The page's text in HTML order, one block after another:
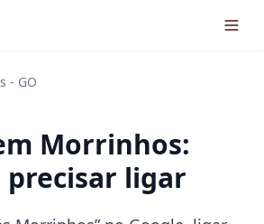
- GO
Morrinhos:
precisar ligar